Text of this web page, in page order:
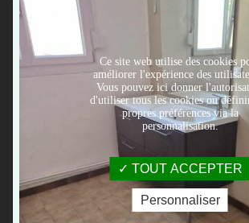
Ce site web utilise des cookies
améliorer l'expérience des
Vous pouvez ici donner
d'utiliser tous les cookies ou
propres préférences via la
personnalisation.
TOUT ACCEPTER
Personnaliser